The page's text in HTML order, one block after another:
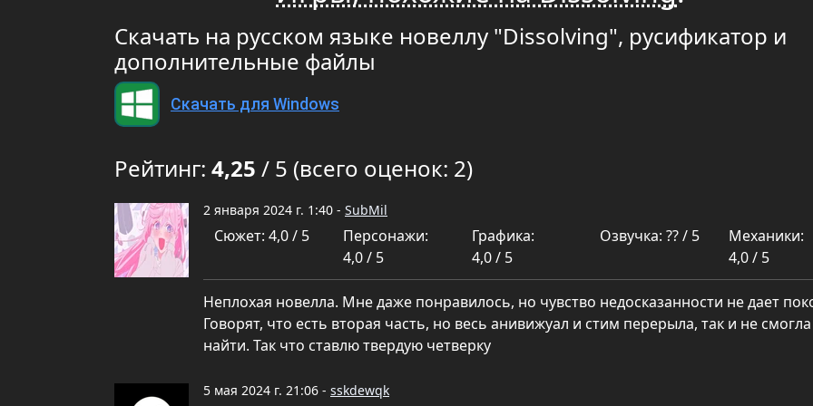
Скачать на русском языке новеллу "Dissolving", русификатор и
дополнительные файлы
Скачать для Windows
Рейтинг: 4,25 / 5 (всего оценок: 2)
2 января 2024 г. 1:40 - SubMil
Сюжет: 4,0 / 5
Персонажи:
4,0 / 5
Графика:
4,0 / 5
Озвучка: ?? / 5
Механики:
4,0 / 5
Неплохая новелла. Мне даже понравилось, но чувство недосказанности не дает
Говорят, что есть вторая часть, но весь анивижуал и стим перерыла, так и не смогла
найти. Так что ставлю твердую четверку
5 мая 2024 г. 21:06 - sskdewqk